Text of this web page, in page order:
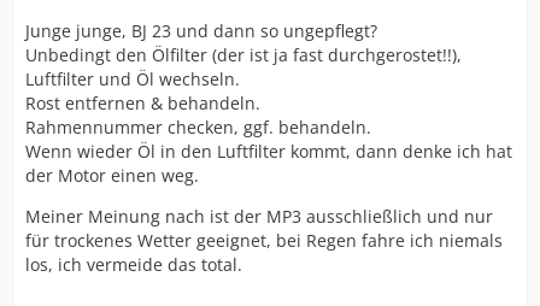
Junge junge, BJ 23 und dann so ungepflegt?
Unbedingt den Ölfilter (der ist ja fast durchgerostet!!),
Luftfilter und Öl wechseln.
Rost entfernen & behandeln.
Rahmennummer checken, ggf. behandeln.
Wenn wieder Öl in den Luftfilter kommt, dann denke ich hat
der Motor einen weg.
Meiner Meinung nach ist der MP3 ausschließlich und nur
für trockenes Wetter geeignet, bei Regen fahre ich niemals
los, ich vermeide das total.